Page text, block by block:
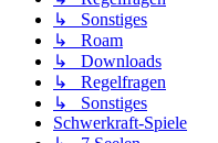
↳ Sonstiges
↳ Roam
↳ Downloads
↳ Regelfragen
↳ Sonstiges
Schwerkraft-Spiele